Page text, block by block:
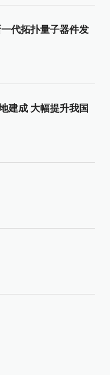
代拓扑量子器件发
建成 大幅提升我国